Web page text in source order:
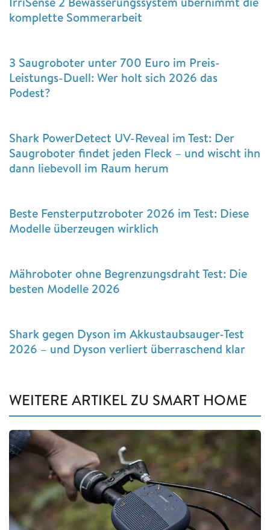
komplette Sommerarbeit
3 Saugroboter unter 700 Euro im Preis-
Leistungs-Duell: Wer holt sich 2026 das
Podest?
Shark PowerDetect UV-Reveal im Test: Der
Saugroboter findet jeden Fleck – und wischt ihn
dann liebevoll im Raum herum
Beste Fensterputzroboter 2026 im Test: Diese
Modelle überzeugen wirklich
Mähroboter ohne Begrenzungsdraht Test: Die
besten Modelle 2026
Shark gegen Dyson im Akkustaubsauger-Test
2026 – und Dyson verliert überraschend klar
WEITERE ARTIKEL ZU SMART HOME